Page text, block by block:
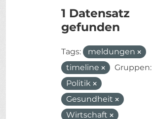
1 Datensatz
gefunden
Tags:
meldungen
timeline
Gruppen:
Politik
Gesundheit
Wirtschaft